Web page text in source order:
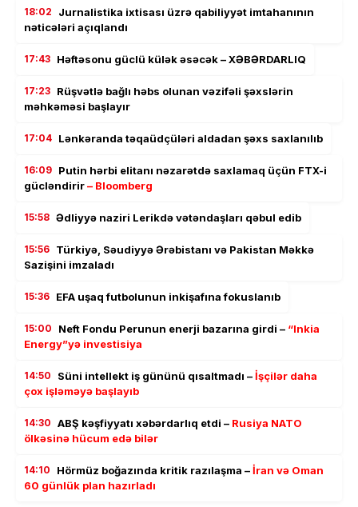
18:02
Jurnalistika ixtisası üzrə qabiliyyət imtahanının
nəticələri açıqlandı
17:43 Həftəsonu güclü külək əsəcək – XƏBƏRDARLIQ
17:23 Rüşvətlə bağlı həbs olunan vəzifəli şəxslərin
məhkəməsi başlayır
17:04 Lənkəranda təqaüdçüləri aldadan şəxs saxlanılıb
16:09 Putin hərbi elitanı nəzarətdə saxlamaq üçün FTX-i
gücləndirir– Bloomberg
15:58 Ədliyyə naziri Lerikdə vətəndaşları qəbul edib
15:56 Türkiyə, Səudiyyə Ərəbistanı və Pakistan Məkkə
Sazişini imzaladı
15:36 EFA uşaq futbolunun inkişafına fokuslanıb
15:00 Neft Fondu Perunun enerji bazarına girdi – “Inkia
Energy”yə investisiya
14:50 Süni intellekt iş gününü qısaltmadı –İşçilər daha
çox işləməyə başlayıb
14:30 ABŞ kəşfiyyatı xəbərdarlıq etdi – Rusiya NATO
ölkəsinə hücum edə bilər
14:10 Hörmüz boğazında kritik razılaşma –İran və Oman
60 günlük plan hazırladı